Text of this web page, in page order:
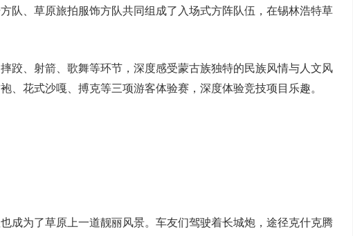
队、草原旅拍服饰方队共同组成了入场式方阵队伍，在锡林浩特草
跤、射箭、歌舞等环节，深度感受蒙古族独特的民族风情与人文风
、花式沙嘎、搏克等三项游客体验赛，深度体验竞技项目乐趣。
成为了草原上一道靓丽风景。车友们驾驶着长城炮，途径克什克腾